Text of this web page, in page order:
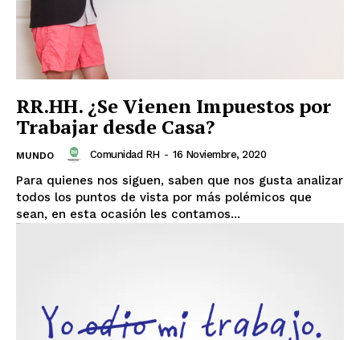
RR.HH. ¿Se Vienen Impuestos por
Trabajar desde Casa?
MUNDO Comunidad RH - 16 Noviembre, 2020
Para quienes nos siguen, saben que nos gusta analizar
todos los puntos de vista por más polémicos que
sean, en esta ocasión les contamos...